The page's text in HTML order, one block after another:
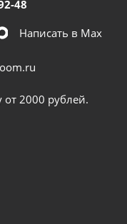
48
Написать в Мах
от 2000 рублей.